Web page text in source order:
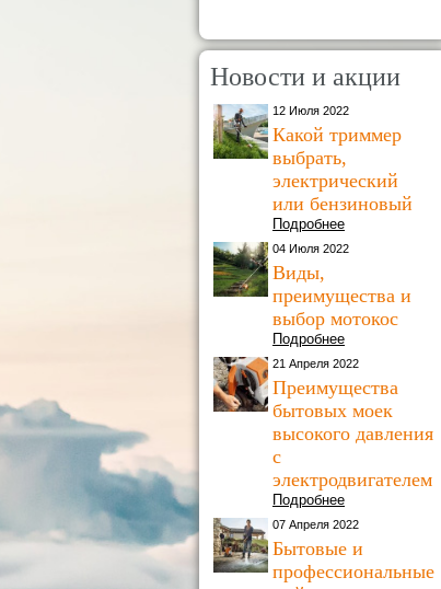
Новости и акции
12 Июля 2022
Какой триммер
выбрать,
электрический
или бензиновый
Подробнее
04 Июля 2022
Виды,
преимущества и
выбор мотокос
Подробнее
21 Апреля 2022
Преимущества
бытовых моек
высокого давления
с
электродвигателем
Подробнее
07 Апреля 2022
Бытовые и
профессиональные